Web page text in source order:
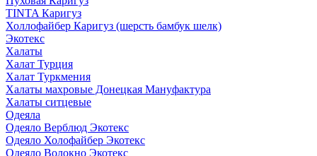
TINTA Каригуз
Холлофайбер Каригуз (шерсть бамбук шелк)
Экотекс
Халаты
Халат Турция
Халат Туркмения
Халаты махровые Донецкая Мануфактура
Халаты ситцевые
Одеяла
Одеяло Верблюд Экотекс
Одеяло Холофайбер Экотекс
Одеяло Волокно Экотекс